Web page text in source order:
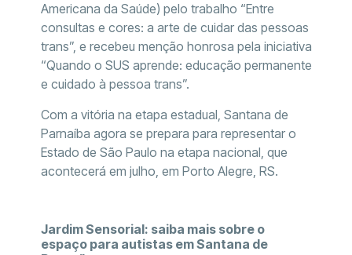
Americana da Saúde) pelo trabalho “Entre
consultas e cores: a arte de cuidar das pessoas
trans”, e recebeu menção honrosa pela iniciativa
“Quando o SUS aprende: educação permanente
e cuidado à pessoa trans”.
Com a vitória na etapa estadual, Santana de
Parnaíba agora se prepara para representar o
Estado de São Paulo na etapa nacional, que
acontecerá em julho, em Porto Alegre, RS.
Jardim Sensorial: saiba mais sobre o
espaço para autistas em Santana de